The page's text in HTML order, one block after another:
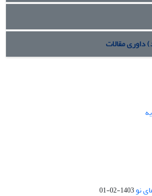
داوری مقالات
نو1403-02-01